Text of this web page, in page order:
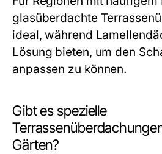
glasüberdachte
ideal, während
Lösung bieten, um den
anpassen zu können.
Gibt es spezielle
Gärten?